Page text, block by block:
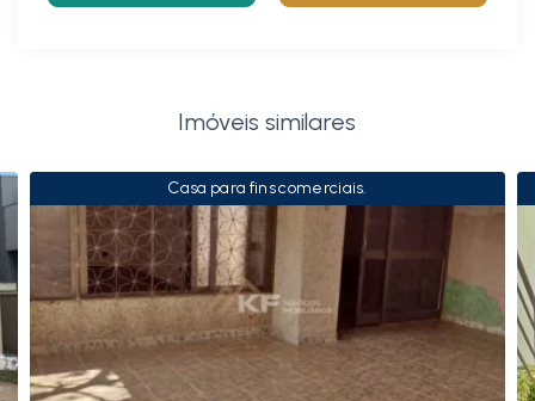
Imóveis similares
Casa para fins comerciais.